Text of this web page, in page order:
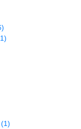
(1)